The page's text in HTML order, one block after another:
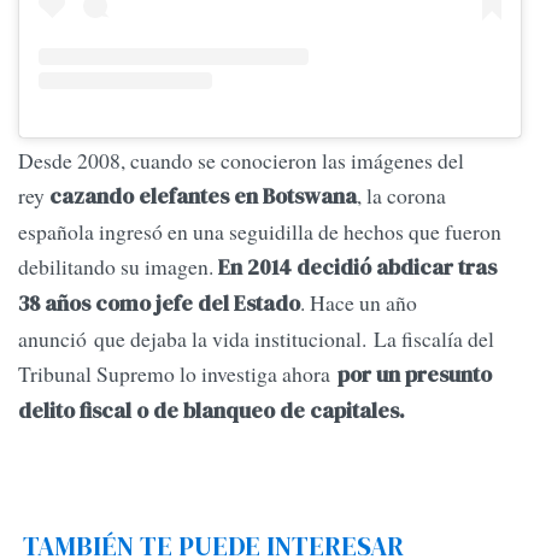
Desde 2008, cuando se conocieron las imágenes del
rey cazando elefantes en Botswana, la corona
española ingresó en una seguidilla de hechos que fueron
debilitando su imagen. En 2014 decidió abdicar tras
38 años como jefe del Estado. Hace un año
anunció que dejaba la vida institucional. La fiscalía del
Tribunal Supremo lo investiga ahora por un presunto
delito fiscal o de blanqueo de capitales.
TAMBIÉN TE PUEDE INTERESAR